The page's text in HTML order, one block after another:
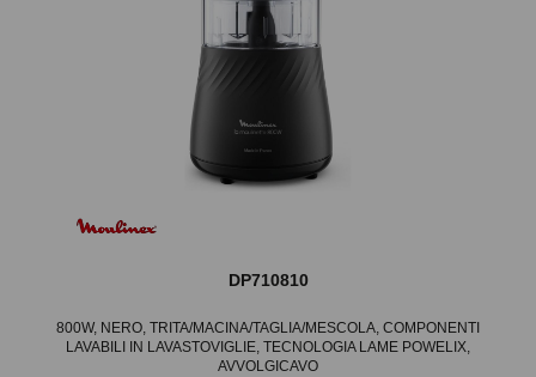
DP710810
800W, NERO, TRITA/MACINA/TAGLIA/MESCOLA, COMPONENTI
LAVABILI IN LAVASTOVIGLIE, TECNOLOGIA LAME POWELIX,
AVVOLGICAVO